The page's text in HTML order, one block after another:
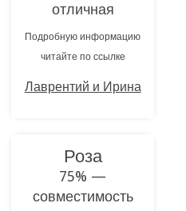
отличная
Подробную информацию
читайте по ссылке
Лаврентий и Ирина
Роза
75% —
совместимость